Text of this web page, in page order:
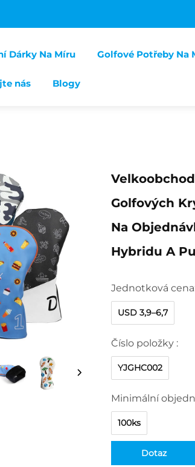
Dárky Na Míru Golfové Potřeby Na
nás Blogy
Golfových
Na
Hybridu A
Jednotková
USD 3,9–6,7
Číslo položky :
YJGHC002
Minimální
100ks
Dotaz